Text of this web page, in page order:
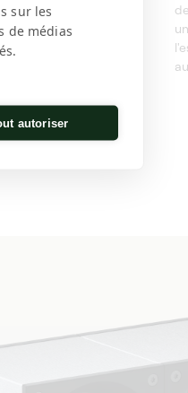
sur les
de médias
autoriser
tendance à
Nos remontoirs,
calibre en
temps.